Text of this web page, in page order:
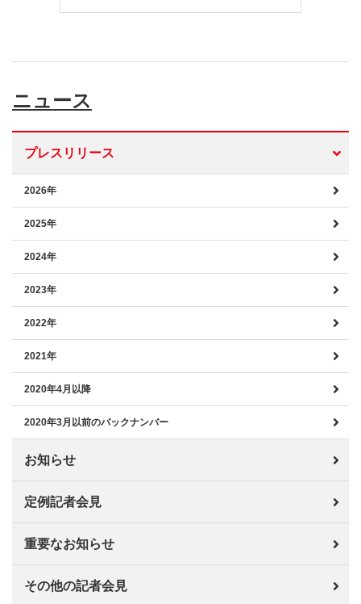
ニュース
プレスリリース
2026年
2025年
2024年
2023年
2022年
2021年
2020年4月以降
2020年3月以前のバックナンバー
お知らせ
定例記者会見
重要なお知らせ
その他の記者会見